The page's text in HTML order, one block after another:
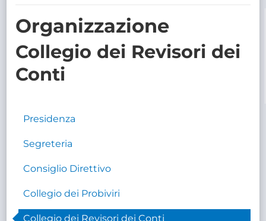
Organizzazione
Collegio dei Revisori dei
Conti
Presidenza
Segreteria
Consiglio Direttivo
Collegio dei Probiviri
Collegio dei Revisori dei Conti